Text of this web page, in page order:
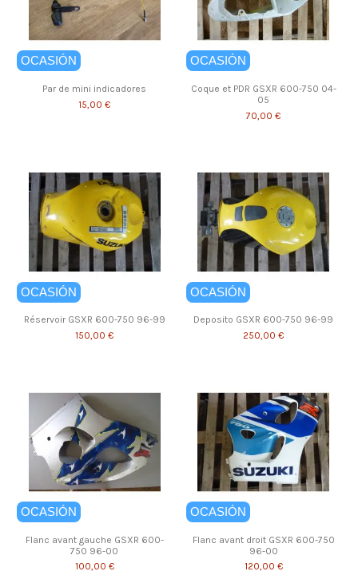
OCASIÓN
Par de mini indicadores
15,00 €
OCASIÓN
Coque et PDR GSXR 600-750 04-
05
70,00 €
OCASIÓN
Réservoir GSXR 600-750 96-99
150,00 €
OCASIÓN
Deposito GSXR 600-750 96-99
250,00 €
OCASIÓN
Flanc avant gauche GSXR 600-
750 96-00
100,00 €
OCASIÓN
Flanc avant droit GSXR 600-750
96-00
120,00 €